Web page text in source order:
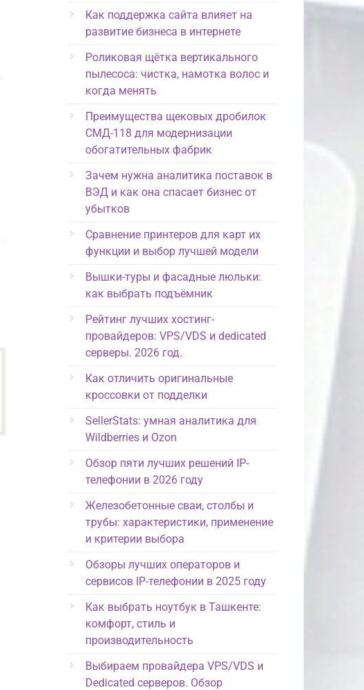
Как поддержка сайта влияет на
развитие бизнеса в интернете
Роликовая щётка вертикального
пылесоса: чистка, намотка волос и
когда менять
Преимущества щековых дробилок
СМД-118 для модернизации
обогатительных фабрик
Зачем нужна аналитика поставок в
ВЭД и как она спасает бизнес от
убытков
Сравнение принтеров для карт их
функции и выбор лучшей модели
Вышки-туры и фасадные люльки:
как выбрать подъёмник
Рейтинг лучших хостинг-
провайдеров: VPS/VDS и dedicated
серверы. 2026 год.
Как отличить оригинальные
кроссовки от подделки
SellerStats: умная аналитика для
Wildberries и Ozon
Обзор пяти лучших решений IP-
телефонии в 2026 году
Железобетонные сваи, столбы и
трубы: характеристики, применение
и критерии выбора
Обзоры лучших операторов и
сервисов IP-телефонии в 2025 году
Как выбрать ноутбук в Ташкенте:
комфорт, стиль и
производительность
Выбираем провайдера VPS/VDS и
Dedicated серверов. Обзор